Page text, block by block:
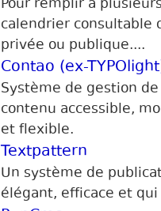
Pour remplir à
calendrier consultable
privée ou publique....
Contao (ex-
Système de gestion de
contenu accessible,
et flexible.
Textpattern
Un système de
élégant, efficace et